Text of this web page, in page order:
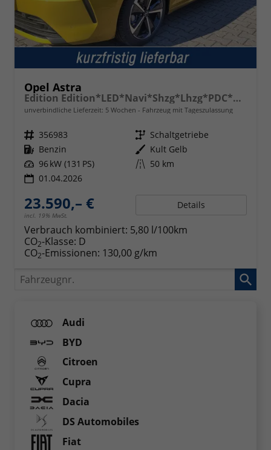
Opel Astra
Edition Edition*LED*Navi*Shzg*Lhzg*PDC*Cam*17Zoll*
unverbindliche Lieferzeit: 5 Wochen Fahrzeug mit Tageszulassung
Fahrzeugnr. 356983 Getriebe Schaltgetriebe
Kraftstoff Benzin Außenfarbe Kult Gelb
Leistung 96 kW (131 PS) Kilometerstand 50 km
01.04.2026
23.590,– €
incl. 19% MwSt.
Details
Verbrauch kombiniert: 5,80 l/100km
CO2-Klasse: D
CO2-Emissionen: 130,00 g/km
Fahrzeugnr.
Audi
BYD
Citroen
Cupra
Dacia
DS Automobiles
Fiat